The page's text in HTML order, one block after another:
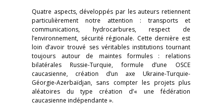
Quatre aspects, développés par les auteurs retiennent
particulièrement notre attention : transports et
communications, hydrocarbures, respect de
l’environnement, sécurité régionale. Cette dernière est
loin d’avoir trouvé ses véritables institutions tournant
toujours autour de maintes formules : relations
bilatérales Russie-Turquie, formule d’une OSCE
caucasienne, création d’un axe Ukraine-Turquie-
Géorgie-Azerbaïdjan, sans compter les projets plus
aléatoires du type création d’« une fédération
caucasienne indépendante ».